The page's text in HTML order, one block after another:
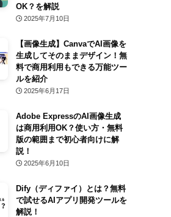
OK？を解説
2025年7月10日
【画像生成】CanvaでAI画像を
生成してそのままデザイン！無
料で商用利用もできる万能ツー
ルを紹介
2025年6月17日
Adobe ExpressのAI画像生成
は商用利用OK？使い方・無料
版の範囲まで初心者向けに解
説！
2025年6月10日
Dify（ディファイ）とは？無料
で試せるAIアプリ開発ツールを
解説！